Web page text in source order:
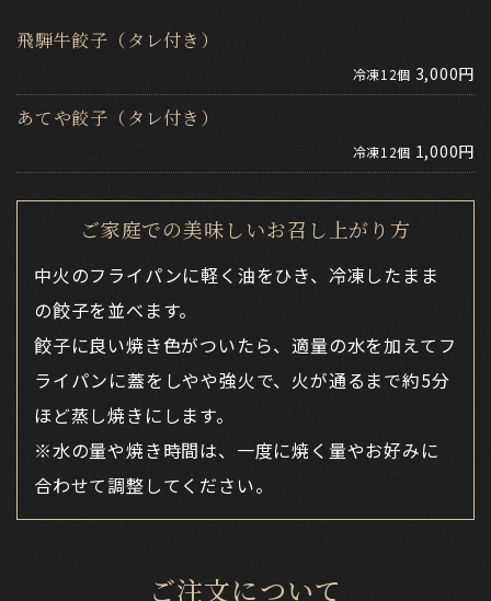
飛騨牛餃子（タレ付き）
冷凍12個 3,000円
あてや餃子（タレ付き）
冷凍12個 1,000円
ご家庭での美味しいお召し上がり方
中火のフライパンに軽く油をひき、冷凍したまま
の餃子を並べます。
餃子に良い焼き色がついたら、適量の水を加えてフ
ライパンに蓋をしやや強火で、火が通るまで約5分
ほど蒸し焼きにします。
※水の量や焼き時間は、一度に焼く量やお好みに
合わせて調整してください。
ご注文について